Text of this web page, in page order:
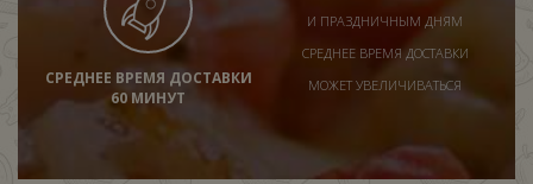
СРЕДНЕЕ ВРЕМЯ ДОСТАВКИ
60 МИНУТ
И ПРАЗДНИЧНЫМ ДНЯМ
СРЕДНЕЕ ВРЕМЯ ДОСТАВКИ
МОЖЕТ УВЕЛИЧИВАТЬСЯ